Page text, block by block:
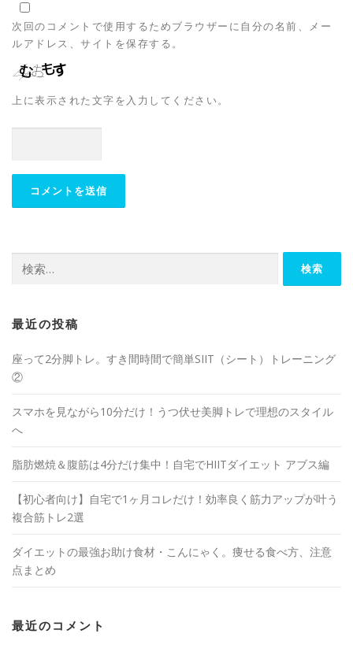
次回のコメントで使用するためブラウザーに自分の名前、メー
ルアドレス、サイトを保存する。
上に表示された文字を入力してください。
最近の投稿
座って2分脚トレ。すき間時間で簡単SIIT（シート）トレーニング
②
スマホを見ながら10分だけ！うつ伏せ美脚トレで理想のスタイル
へ
脂肪燃焼＆腹筋は4分だけ集中！自宅でHIITダイエット アブス編
【初心者向け】自宅で1ヶ月コレだけ！効率良く筋力アップが叶う
複合筋トレ2選
ダイエットの最強お助け食材・こんにゃく。痩せる食べ方、注意
点まとめ
最近のコメント